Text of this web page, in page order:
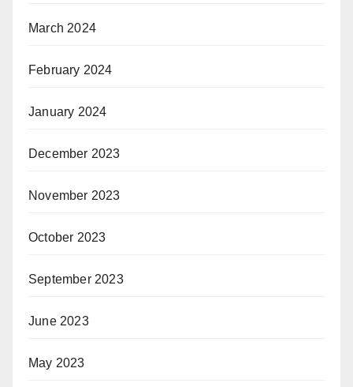
March 2024
February 2024
January 2024
December 2023
November 2023
October 2023
September 2023
June 2023
May 2023